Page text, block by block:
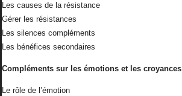
Les causes de la résistance
Gérer les résistances
Les silences compléments
Les bénéfices secondaires
Compléments sur les émotions et les croyances
Le rôle de l’émotion